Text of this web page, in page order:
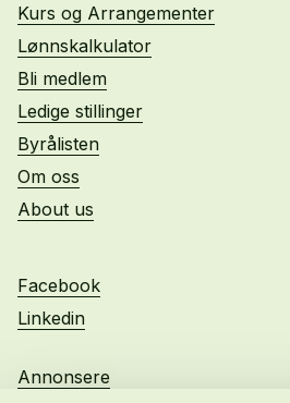
Kurs og Arrangementer
Lønnskalkulator
Bli medlem
Ledige stillinger
Byrålisten
Om oss
About us
Facebook
Linkedin
Annonsere